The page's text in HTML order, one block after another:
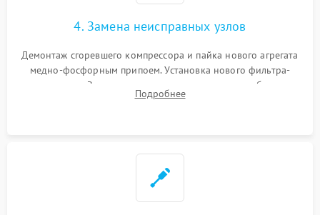
4. Замена неисправных узлов
Демонтаж сгоревшего компрессора и пайка нового агрегата
медно-фосфорным припоем. Установка нового фильтра-
осушителя. Замена изношенных вентиляторов обдува,
сломанных заслонок или поврежденных дверных петель.
Подробнее